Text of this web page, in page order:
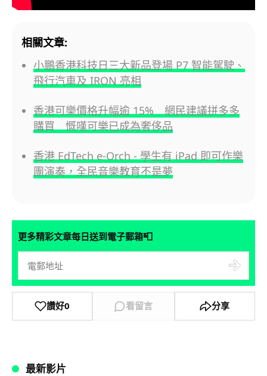
相關文章:
小鵬香港科技日三大新品登場 P7 智能駕駛、
飛行汽車及 IRON 亮相
香港可樂價格升幅逾 15% 網民建議拼多多
購買 慨嘆可樂已成為奢侈品
香港 EdTech e-Orch - 學生有 iPad 即可作樂
團演奏，全民音樂教育不是夢
更多精彩文章每日送到電子郵箱📮
讚好0 看留言 分享
最新影片